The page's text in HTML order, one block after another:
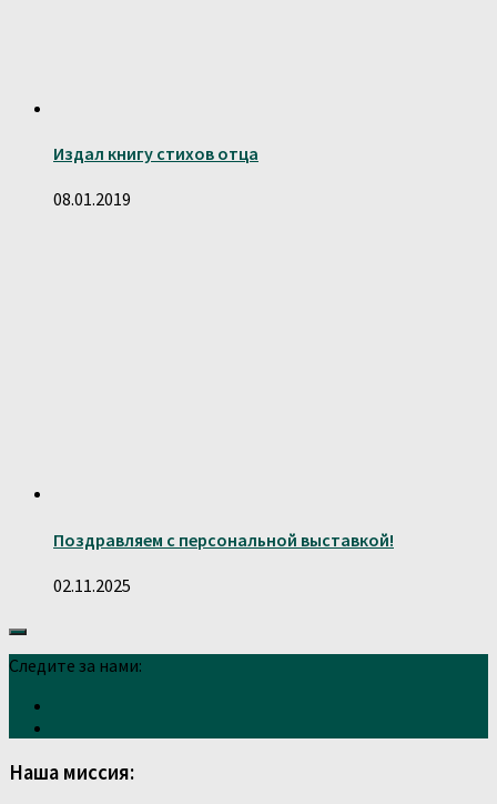
Издал книгу стихов отца
08.01.2019
Поздравляем с персональной выставкой!
02.11.2025
Следите за нами:
Наша миссия: